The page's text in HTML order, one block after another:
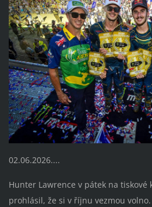
02.06.2026....
Hunter Lawrence v pátek na tiskové
prohlásil, že si v říjnu vezmou